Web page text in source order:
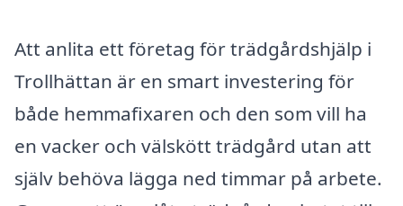
Att anlita ett företag för trädgårdshjälp i
Trollhättan är en smart investering för
både hemmafixaren och den som vill ha
en vacker och välskött trädgård utan att
själv behöva lägga ned timmar på arbete.